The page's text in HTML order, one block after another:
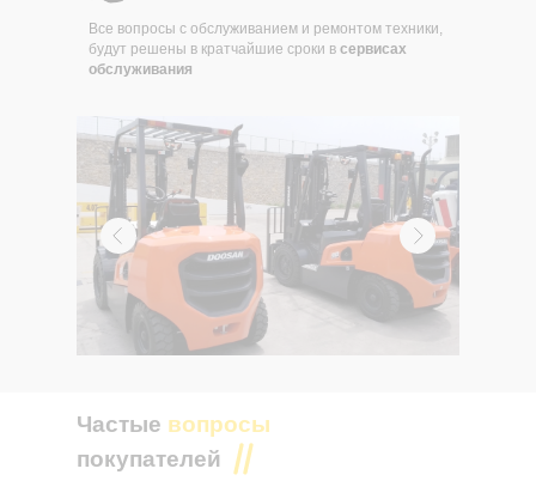
Все вопросы с обслуживанием и ремонтом техники,
будут решены в кратчайшие сроки в сервисах
обслуживания
Частые вопросы
покупателей